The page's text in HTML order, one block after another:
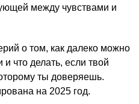
между чувствами и
о том, как далеко можно
что делать, если твой
ты доверяешь.
на 2025 год.